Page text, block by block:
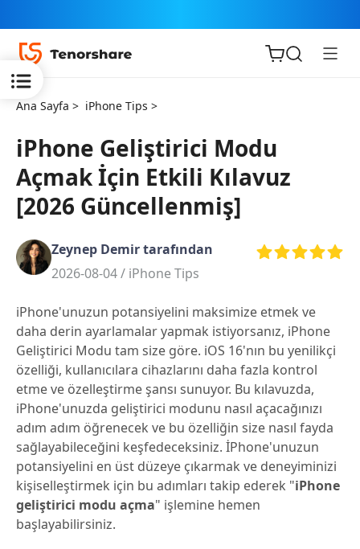
iOS için
ReiBoot
Tenorshare
PDNob
iAnyGo
Ana Sayfa > iPhone Tips >
iPhone Geliştirici Modu
Açmak İçin Etkili Kılavuz
[2026 Güncellenmiş]
Zeynep Demir tarafından
2026-08-04 / iPhone Tips
iPhone'unuzun potansiyelini maksimize etmek ve
daha derin ayarlamalar yapmak istiyorsanız, iPhone
Geliştirici Modu tam size göre. iOS 16'nın bu yenilikçi
özelliği, kullanıcılara cihazlarını daha fazla kontrol
etme ve özelleştirme şansı sunuyor. Bu kılavuzda,
iPhone'unuzda geliştirici modunu nasıl açacağınızı
adım adım öğrenecek ve bu özelliğin size nasıl fayda
sağlayabileceğini keşfedeceksiniz. İPhone'unuzun
potansiyelini en üst düzeye çıkarmak ve deneyiminizi
kişiselleştirmek için bu adımları takip ederek "iPhone
geliştirici modu açma" işlemine hemen
başlayabilirsiniz.